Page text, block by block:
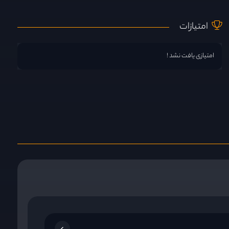
امتیازات
امتیازی یافت نشد !